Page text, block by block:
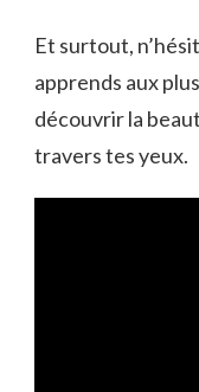
Et surtout,
apprends aux
découvrir la
travers tes yeux.